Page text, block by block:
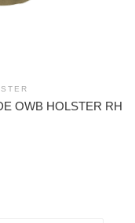
OWB HOLSTER RH